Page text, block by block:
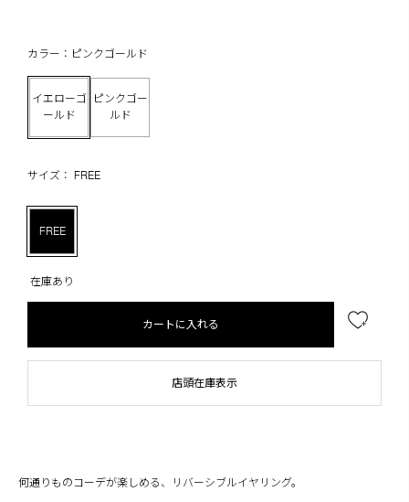
カラー：ピンクゴールド
イエローゴ
ールド
ピンクゴー
ルド
サイズ： FREE
FREE
在庫あり
カートに入れる
店頭在庫表示
何通りものコーデが楽しめる、リバーシブルイヤリング。